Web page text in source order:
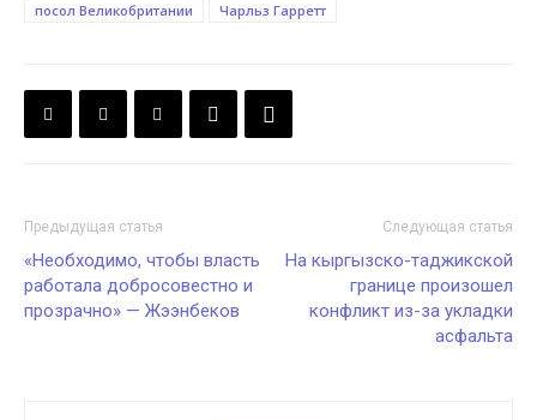
посол Великобритании
Чарльз Гарретт
Предыдущая статья
«Необходимо, чтобы власть
работала добросовестно и
прозрачно» — Жээнбеков
Следующая статья
На кыргызско-таджикской
границе произошел
конфликт из-за укладки
асфальта